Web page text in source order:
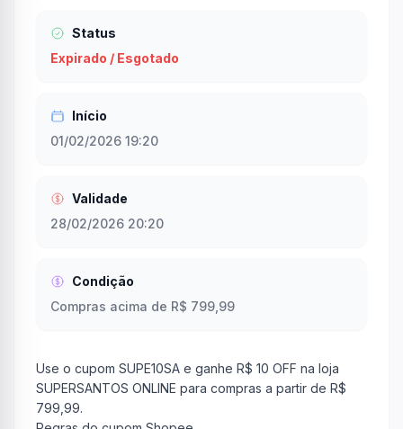
Status
Expirado / Esgotado
Início
01/02/2026 19:20
Validade
28/02/2026 20:20
Condição
Compras acima de R$ 799,99
Use o cupom SUPE10SA e ganhe R$ 10 OFF na loja
SUPERSANTOS ONLINE para compras a partir de R$
799,99.